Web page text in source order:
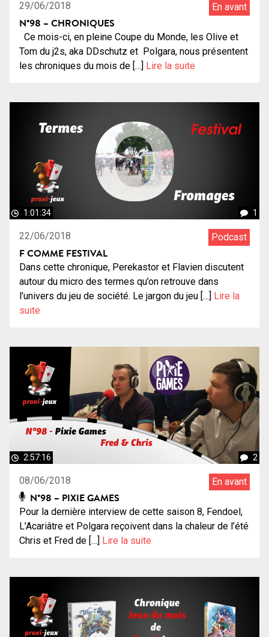
29/06/2018 En avant
N°98 – CHRONIQUES
Ce mois-ci, en pleine Coupe du Monde, les Olive et
Tom du j2s, aka DDschutz et Polgara, nous présentent
les chroniques du mois de […] Lire la suite
1:01:34 1
22/06/2018 Podcast
F COMME FESTIVAL
Dans cette chronique, Perekastor et Flavien discutent
autour du micro des termes qu’on retrouve dans
l’univers du jeu de société. Le jargon du jeu […] Lire la
suite
2:57:16 2
08/06/2018 En avant
N°98 – PIXIE GAMES
Pour la dernière interview de cette saison 8, Fendoel,
L’Acariâtre et Polgara reçoivent dans la chaleur de l’été
Chris et Fred de […] Lire la suite